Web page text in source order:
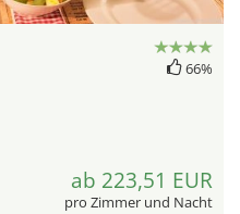
66%
ab 223,51 EUR
pro Zimmer und Nacht